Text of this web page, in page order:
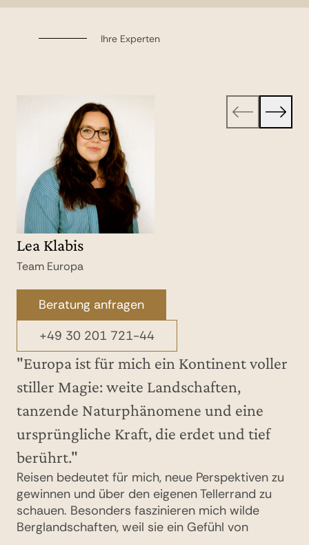
Ihre Experten
Lea Klabis
Team Europa
Beratung anfragen
+49 30 201 721-44
"Europa ist für mich ein Kontinent voller
stiller Magie: weite Landschaften,
tanzende Naturphänomene und eine
ursprüngliche Kraft, die erdet und tief
berührt."
Reisen bedeutet für mich, neue Perspektiven zu
gewinnen und über den eigenen Tellerrand zu
schauen. Besonders faszinieren mich wilde
Berglandschaften, weil sie ein Gefühl von
Melanie Gleich
Team Europa
Beratung anfragen
+49 30 201 721-44